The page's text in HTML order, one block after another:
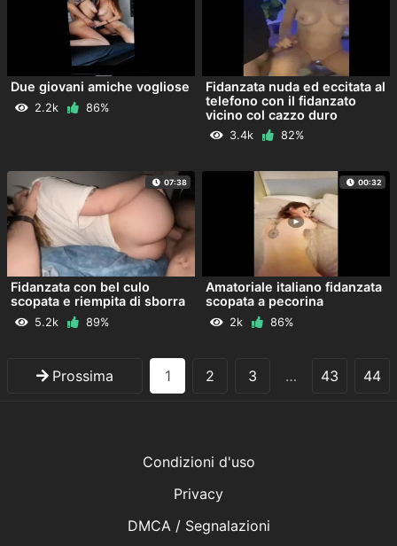
Due giovani amiche vogliose
2.2k 86%
Fidanzata nuda ed eccitata al
telefono con il fidanzato
vicino col cazzo duro
3.4k 82%
07:38
Fidanzata con bel culo
scopata e riempita di sborra
5.2k 89%
00:32
Amatoriale italiano fidanzata
scopata a pecorina
2k 86%
Prossima 1 2 3 … 43 44
Condizioni d'uso
Privacy
DMCA / Segnalazioni